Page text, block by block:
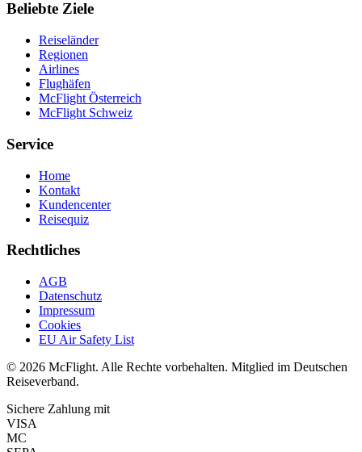
Beliebte Ziele
Reiseländer
Regionen
Airlines
Flughäfen
McFlight Österreich
McFlight Schweiz
Service
Home
Kontakt
Kundencenter
Reisequiz
Rechtliches
AGB
Datenschutz
Impressum
Cookies
EU Air Safety List
© 2026 McFlight. Alle Rechte vorbehalten. Mitglied im Deutschen
Reiseverband.
Sichere Zahlung mit
VISA
MC